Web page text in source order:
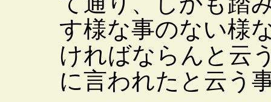
す様な事のない様
ければならんと云
に言われたと云う